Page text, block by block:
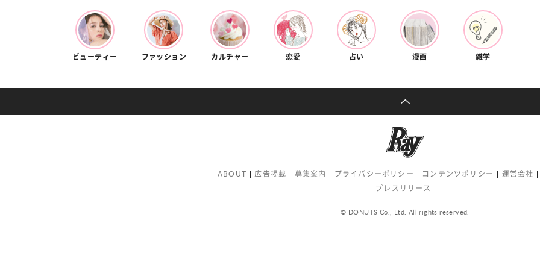
ビューティー ファッション カルチャー 恋愛 占い 漫画 雑学
ABOUT 広告掲載 募集案内 プライバシーポリシー コンテンツポリシー 運営会社
プレスリリース
© DONUTS Co., Ltd. All rights reserved.